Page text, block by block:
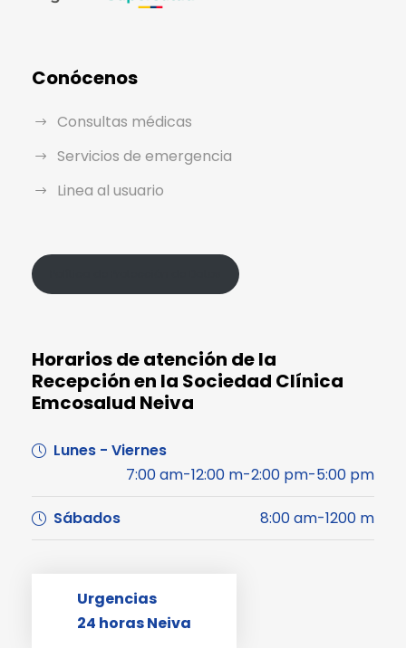
Conócenos
Consultas médicas
Servicios de emergencia
Linea al usuario
Horarios de atención de la
Recepción en la Sociedad Clínica
Emcosalud Neiva
Lunes - Viernes
7:00 am-12:00 m-2:00 pm-5:00 pm
Sábados 8:00 am-1200 m
Urgencias
24 horas Neiva